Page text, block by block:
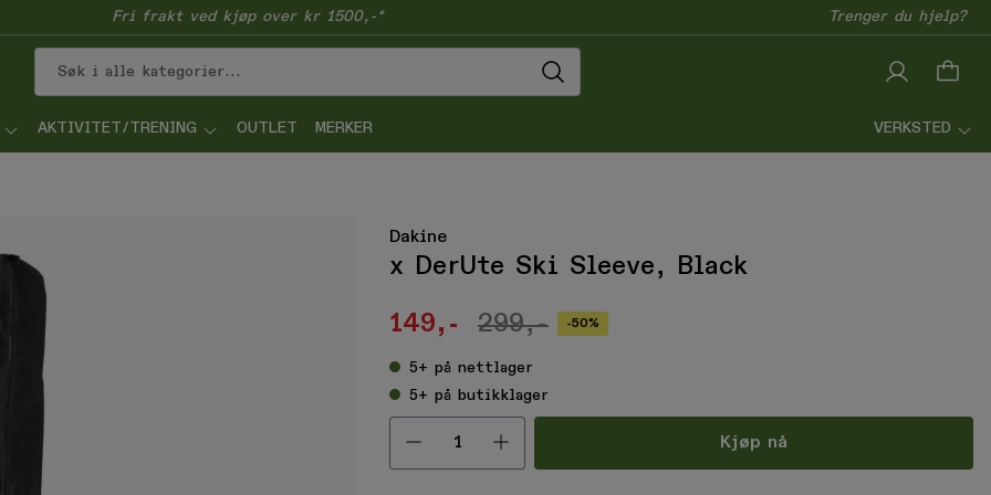
Fri frakt ved kjøp over kr 1500,-* Trenger du hjelp?
AKTIVITET/TRENING OUTLET MERKER VERKSTED
Dakine
x DerUte Ski Sleeve, Black
149,- 299,- -50%
5+ på nettlager
5+ på butikklager
Velg antall Kjøp nå